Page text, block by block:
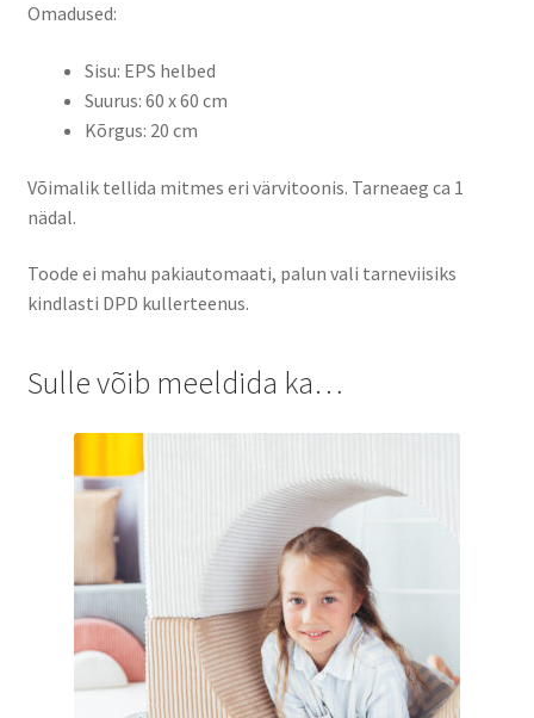
Omadused:
Sisu: EPS helbed
Suurus: 60 x 60 cm
Kõrgus: 20 cm
Võimalik tellida mitmes eri värvitoonis. Tarneaeg ca 1
nädal.
Toode ei mahu pakiautomaati, palun vali tarneviisiks
kindlasti DPD kullerteenus.
Sulle võib meeldida ka…